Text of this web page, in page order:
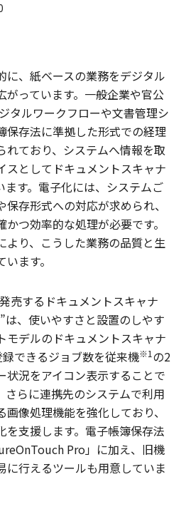
に、紙ベースの業務をデジタル
がっています。一般企業や官公
タルワークフローや文書管理シ
保存法に準拠した形式での経理
れており、システムへ情報を取
スとしてドキュメントスキャナ
ます。電子化には、システムご
存形式への対応が求められ、
つ効率的な処理が必要です。
より、こうした業務の品質と生
ます。
売するドキュメントスキャナ
は、使いやすさと設置のしやす
モデルのドキュメントスキャナ
できるジョブ数を従来機※1 の2
状況をアイコン表示することで
さらに連携先のシステムで利用
像処理機能を強化しており、
を支援します。電子帳簿保存法
Pro」に加え、旧機
に行えるツールも用意していま